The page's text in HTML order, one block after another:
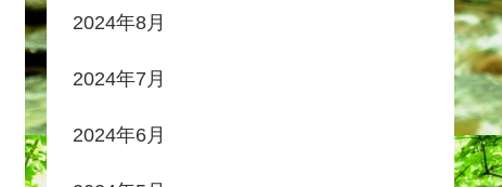
2024年8月
2024年7月
2024年6月